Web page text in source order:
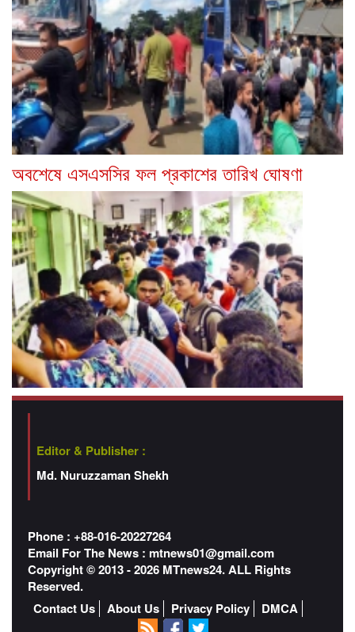
অবশেষে এসএসসির ফল প্রকাশের তারিখ ঘোষণা
Editor & Publisher :
Md. Nuruzzaman Shekh
Phone : +88-016-20227264
Email For The News : mtnews01@gmail.com
Copyright © 2013 - 2026 MTnews24. ALL Rights
Reserved.
Contact Us
About Us Privacy Policy DMCA